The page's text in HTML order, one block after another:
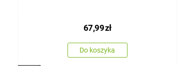
67,99zł
Do koszyka